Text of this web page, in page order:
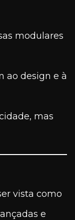
modulares
ao design e à
mas
vista como
e